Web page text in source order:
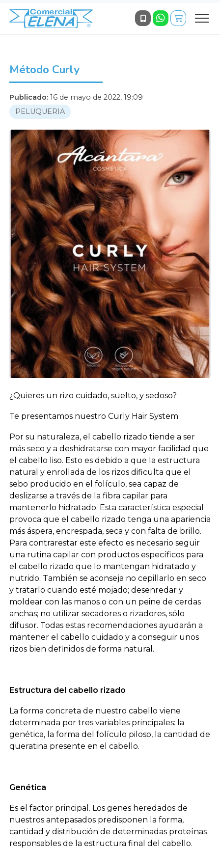
Método Curly
Publicado: 16 de mayo de 2022, 19:09
PELUQUERIA
¿Quieres un rizo cuidado, suelto, y sedoso?
Te presentamos nuestro Curly Hair System
Por su naturaleza, el cabello rizado tiende a ser
más seco y a deshidratarse con mayor facilidad que
el cabello liso. Esto es debido a que la estructura
natural y enrollada de los rizos dificulta que el
sebo producido en el folículo, sea capaz de
deslizarse a través de la fibra capilar para
mantenerlo hidratado. Esta característica especial
provoca que el cabello rizado tenga una apariencia
más áspera, encrespada, seca y con falta de brillo.
Para contrarestar este efecto es necesario seguir
una rutina capilar con productos específicos para
el cabello rizado que lo mantengan hidratado y
nutrido. También se aconseja no cepillarlo en seco
y tratarlo cuando esté mojado; desenredar y
moldear con las manos o con un peine de cerdas
anchas; no utilizar secadores o rizadores, sólo
difusor. Todas estas recomendaciones ayudarán a
mantener el cabello cuidado y a conseguir unos
rizos bien definidos de forma natural.
Estructura del cabello rizado
La forma concreta de nuestro cabello viene
determinada por tres variables principales: la
genética, la forma del folículo piloso, la cantidad de
queratina presente en el cabello.
Genética
Es el factor principal. Los genes heredados de
nuestros antepasados predisponen la forma,
cantidad y distribución de determinadas proteínas
responsables de la estructura final del cabello.